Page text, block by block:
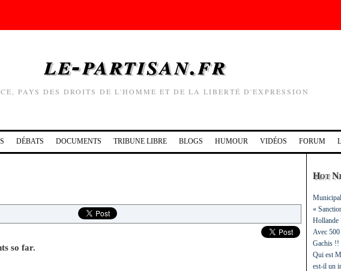
le-partisan.fr
PAYS DES DROITS DE L'HOMME ET DE LA LIBERTÉ D'EXPRESSION
DÉBATS DOCUMENTS TRIBUNE LIBRE BLOGS HUMOUR VIDÉOS FORUM
so far.
Hot
«
Hollande
Avec 500
Gachis !!
Qui est
est-il un